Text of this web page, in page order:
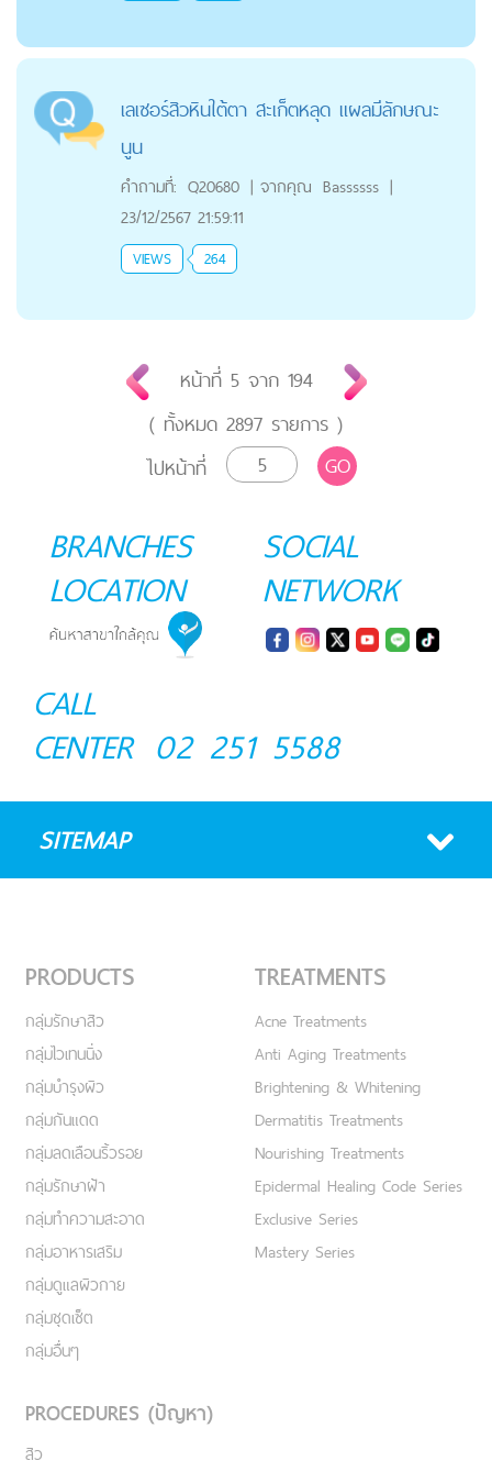
เลเซอร์สิวหินใต้ตา สะเก็ตหลุด แผลมีลักษณะ
นูน
คำถามที่: Q20680 | จากคุณ Bassssss |
23/12/2567 21:59:11
VIEWS 264
หน้าที่ 5จาก 194
( ทั้งหมด 2897 รายการ )
ไปหน้าที่
GO
BRANCHES
LOCATION
SOCIAL
NETWORK
CALL
CENTER 02 251 5588
SITEMAP
PRODUCTS
กลุ่มรักษาสิว
กลุ่มไวเทนนิ่ง
กลุ่มบำรุงผิว
กลุ่มกันแดด
กลุ่มลดเลือนริ้วรอย
กลุ่มรักษาฝ้า
กลุ่มทำความสะอาด
กลุ่มอาหารเสริม
กลุ่มดูแลผิวกาย
กลุ่มชุดเซ็ต
กลุ่มอื่นๆ
TREATMENTS
Acne Treatments
Anti Aging Treatments
Brightening & Whitening
Dermatitis Treatments
Nourishing Treatments
Epidermal Healing Code Series
Exclusive Series
Mastery Series
PROCEDURES (ปัญหา)
สิว